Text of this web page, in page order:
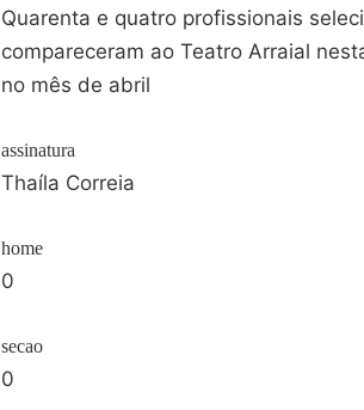
Quarenta e quatro profissionais
compareceram ao Teatro Arraial
no mês de abril
assinatura
Thaíla Correia
home
0
secao
0